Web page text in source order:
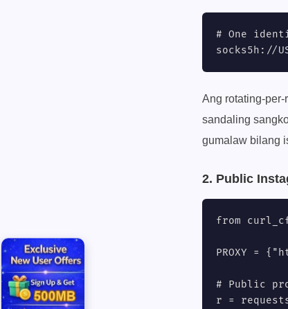
# One
socks5h://
Ang rotating-
sandaling
gumalaw bilang
2. Public
from
PROXY =
# Public
r =